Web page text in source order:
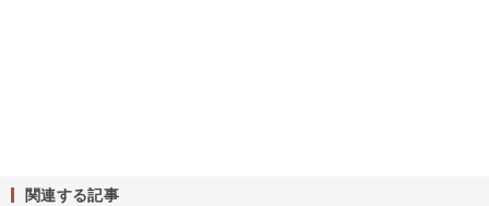
関連する記事